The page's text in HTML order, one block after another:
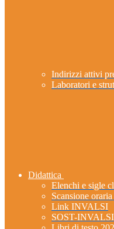
Indirizzi attivi
Laboratori e
Didattica
Elenchi e sigle
Scansione
Link INVALSI
SOST-INVALSI